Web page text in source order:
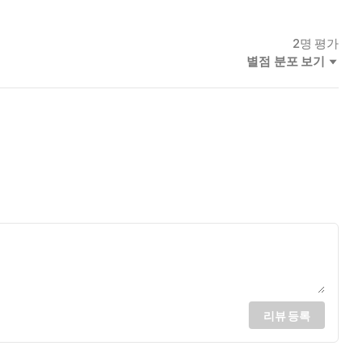
2명 평가
별점 분포 보기
리뷰 등록